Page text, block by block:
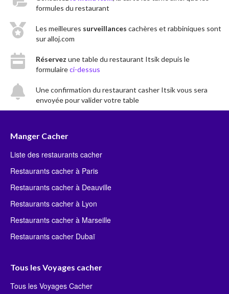
formules du restaurant
Les meilleures surveillances cachères et rabbiniques sont
sur alloj.com
Réservez une table du restaurant Itsik depuis le
formulaireci-dessus
Une confirmation du restaurant casher Itsik vous sera
envoyée pour valider votre table
Manger Cacher
Liste des restaurants cacher
Restaurants cacher à Paris
Restaurants cacher à Deauville
Restaurants cacher à Lyon
Restaurants cacher à Marseille
Restaurants cacher Dubaï
Tous les Voyages cacher
Tous les Voyages Cacher